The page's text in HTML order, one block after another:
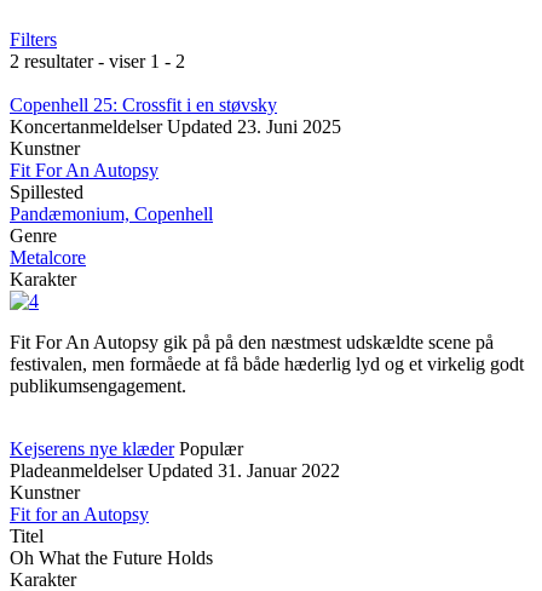
Filters
2 resultater - viser 1 - 2
Copenhell 25: Crossfit i en støvsky
Koncertanmeldelser Updated 23. Juni 2025
Kunstner
Fit For An Autopsy
Spillested
Pandæmonium, Copenhell
Genre
Metalcore
Karakter
Fit For An Autopsy gik på på den næstmest udskældte scene på
festivalen, men formåede at få både hæderlig lyd og et virkelig godt
publikumsengagement.
Kejserens nye klæder Populær
Pladeanmeldelser Updated 31. Januar 2022
Kunstner
Fit for an Autopsy
Titel
Oh What the Future Holds
Karakter